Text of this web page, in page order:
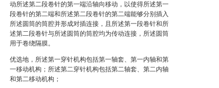
动所述第二段卷针的第一端沿轴向移动，以使得所述第一
段卷针的第二端和所述第二段卷针的第二端能够分别插入
所述圆筒的筒腔并形成对插连接，且所述第一段卷针和所
述第二段卷针与所述圆筒的筒腔均为传动连接，所述圆筒
用于卷绕隔膜。
优选地，所述第一穿针机构包括第一轴套、第一内轴和第
一移动机构；所述第二穿针机构包括第二轴套、第二内轴
和第二移动机构；